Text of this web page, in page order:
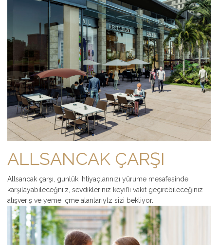
ALLSANCAK ÇARŞI
Allsancak çarşı, günlük ihtiyaçlarınızı yürüme mesafesinde
karşılayabileceğniiz, sevdikleriniz keyifli vakit geçirebileceğiniz
alışveriş ve yeme içme alanlarıylz sizi bekliyor.